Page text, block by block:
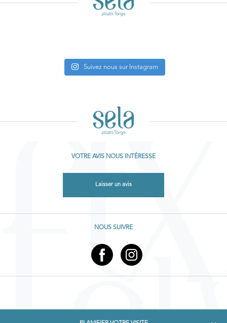
Suivez nous sur Instagram
VOTRE AVIS NOUS INTÉRESSE
Laisser un avis
NOUS SUIVRE